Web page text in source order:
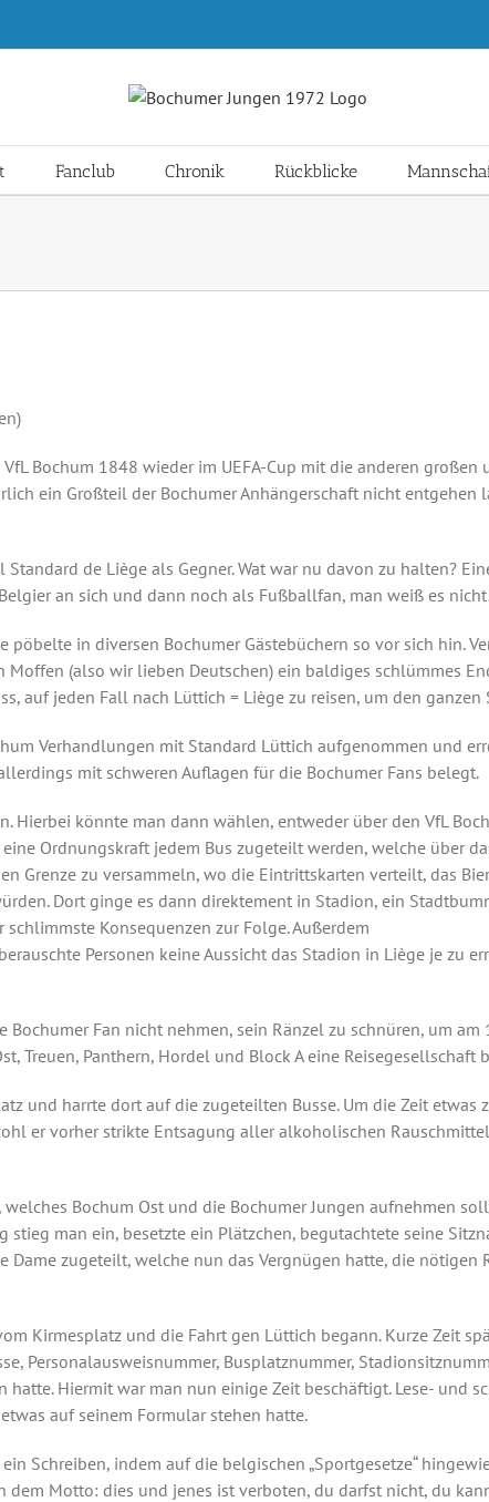
Fanclub Chronik Rückblicke
Bochum 1848 wieder im UEFA-Cup mit die anderen
ein Großteil der Bochumer Anhängerschaft nicht entgehen
de Liège als Gegner. Wat war nu davon zu halten?
an sich und dann noch als Fußballfan, man weiß es
in diversen Bochumer Gästebüchern so vor sich hin.
(also wir lieben Deutschen) ein baldiges schlümmes
auf jeden Fall nach Lüttich = Liège zu reisen, um den
Verhandlungen mit Standard Lüttich aufgenommen und
mit schweren Auflagen für die Bochumer Fans belegt.
Hierbei könnte man dann wählen, entweder über den VfL
Ordnungskraft jedem Bus zugeteilt werden, welche über
Grenze zu versammeln, wo die Eintrittskarten verteilt, das
Dort ginge es dann direktement in Stadion, ein
Konsequenzen zur Folge. Außerdem
Personen keine Aussicht das Stadion in Liège je zu
Fan nicht nehmen, sein Ränzel zu schnüren, um
Treuen, Panthern, Hordel und Block A eine Reisegesellschaft
und harrte dort auf die zugeteilten Busse. Um die Zeit etwas
er vorher strikte Entsagung aller alkoholischen
Bochum Ost und die Bochumer Jungen aufnehmen
stieg man ein, besetzte ein Plätzchen, begutachtete seine
Dame zugeteilt, welche nun das Vergnügen hatte, die
Kirmesplatz und die Fahrt gen Lüttich begann. Kurze Zeit
Personalausweisnummer, Busplatznummer,
Hiermit war man nun einige Zeit beschäftigt. Lese- und
auf seinem Formular stehen hatte.
Schreiben, indem auf die belgischen „Sportgesetze“
dem Motto: dies und jenes ist verboten, du darfst nicht, du